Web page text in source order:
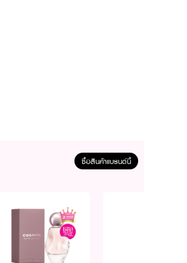
ซื้อสินค้าแบรนด์นี้